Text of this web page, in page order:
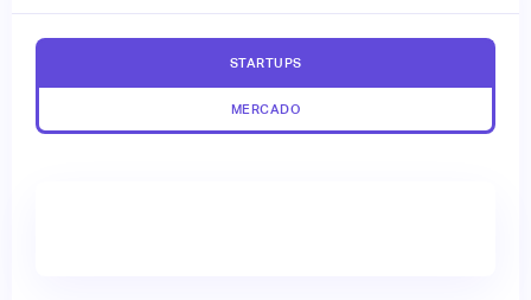
STARTUPS
MERCADO